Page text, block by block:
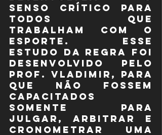
senso crítico para
todos que
trabalham com o
esporte. Esse
estudo da regra foi
desenvolvido pelo
Prof. Vladimir, para
que não fossem
capacitados
somente para
julgar, arbitrar e
cronometrar uma